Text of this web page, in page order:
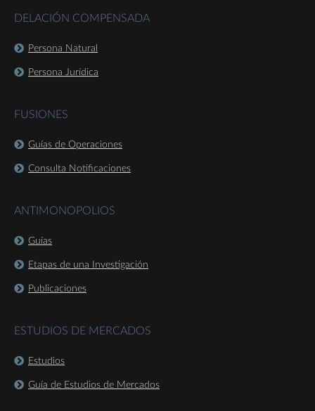
DELACIÓN COMPENSADA
Persona Natural
Persona Jurídica
FUSIONES
Guías de Operaciones
Consulta Notificaciones
ANTIMONOPOLIOS
Guías
Etapas de una Investigación
Publicaciones
ESTUDIOS DE MERCADOS
Estudios
Guía de Estudios de Mercados